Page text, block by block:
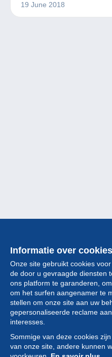
19 June 2018
Informatie over cookies
Onze site gebruikt cookies
de door u gevraagde diensten
ons platform te garanderen,
om het surfen aangenamer te
stellen om onze site aan uw
gepersonaliseerde reclame
interesses.
Sommige van deze cookies
van onze site, andere kunnen
Collectie
Nieuws